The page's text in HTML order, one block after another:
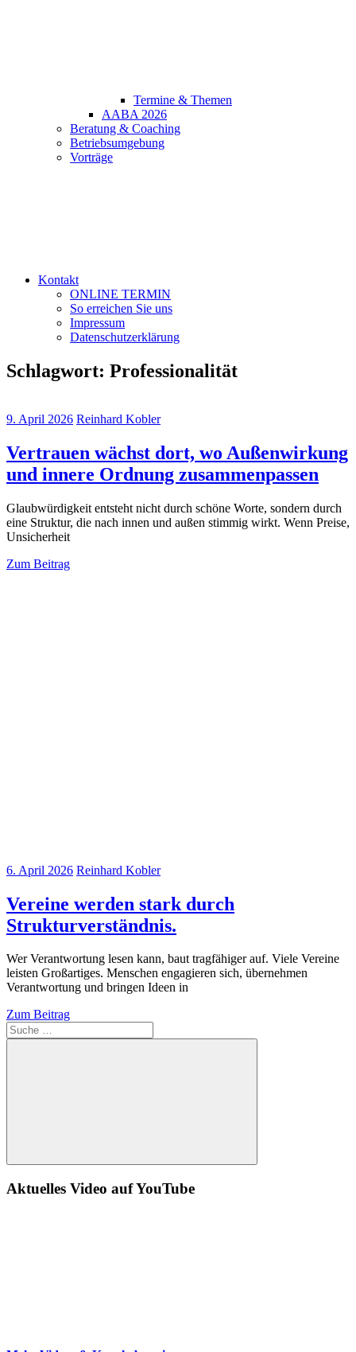
Termine & Themen
AABA 2026
Beratung & Coaching
Betriebsumgebung
Vorträge
Kontakt
ONLINE TERMIN
So erreichen Sie uns
Impressum
Datenschutzerklärung
Schlagwort: Professionalität
9. April 2026 Reinhard Kobler
Vertrauen wächst dort, wo Außenwirkung
und innere Ordnung zusammenpassen
Glaubwürdigkeit entsteht nicht durch schöne Worte, sondern durch
eine Struktur, die nach innen und außen stimmig wirkt. Wenn Preise,
Unsicherheit
Zum Beitrag
6. April 2026 Reinhard Kobler
Vereine werden stark durch
Strukturverständnis.
Wer Verantwortung lesen kann, baut tragfähiger auf. Viele Vereine
leisten Großartiges. Menschen engagieren sich, übernehmen
Verantwortung und bringen Ideen in
Zum Beitrag
Suche
Aktuelles Video auf YouTube